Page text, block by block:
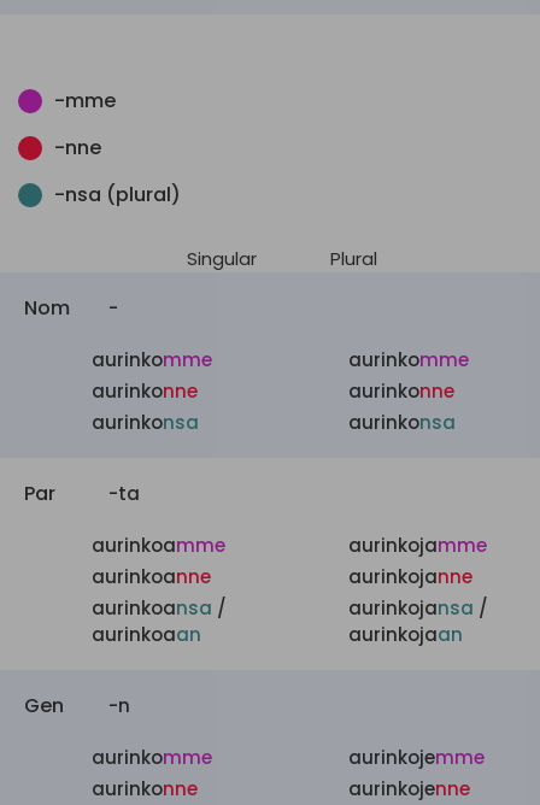
-mme
-nne
-nsa (plural)
Singular Plural
Nom -
aurinkomme
aurinkonne
aurinkonsa
aurinkomme
aurinkonne
aurinkonsa
Par -ta
aurinkoamme
aurinkoanne
aurinkoansa /
aurinkoaan
aurinkojamme
aurinkojanne
aurinkojansa /
aurinkojaan
Gen -n
aurinkomme
aurinkonne
aurinkojemme
aurinkojenne